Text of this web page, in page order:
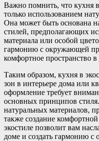
Важно помнить, что кухня
только использованием
Она может быть основана
стилей, предполагающих
материала или особой
гармонию с окружающей
комфортное пространство
Таким образом, кухня в
зон в интерьере дома или
оформление требует
основных принципов
натуральных материалов,
также создание
экостиле позволит вам
доме и создать гармонию